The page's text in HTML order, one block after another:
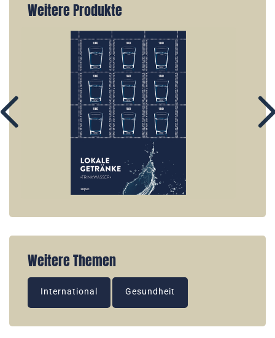
Weitere Produkte
Weitere Themen
International Gesundheit